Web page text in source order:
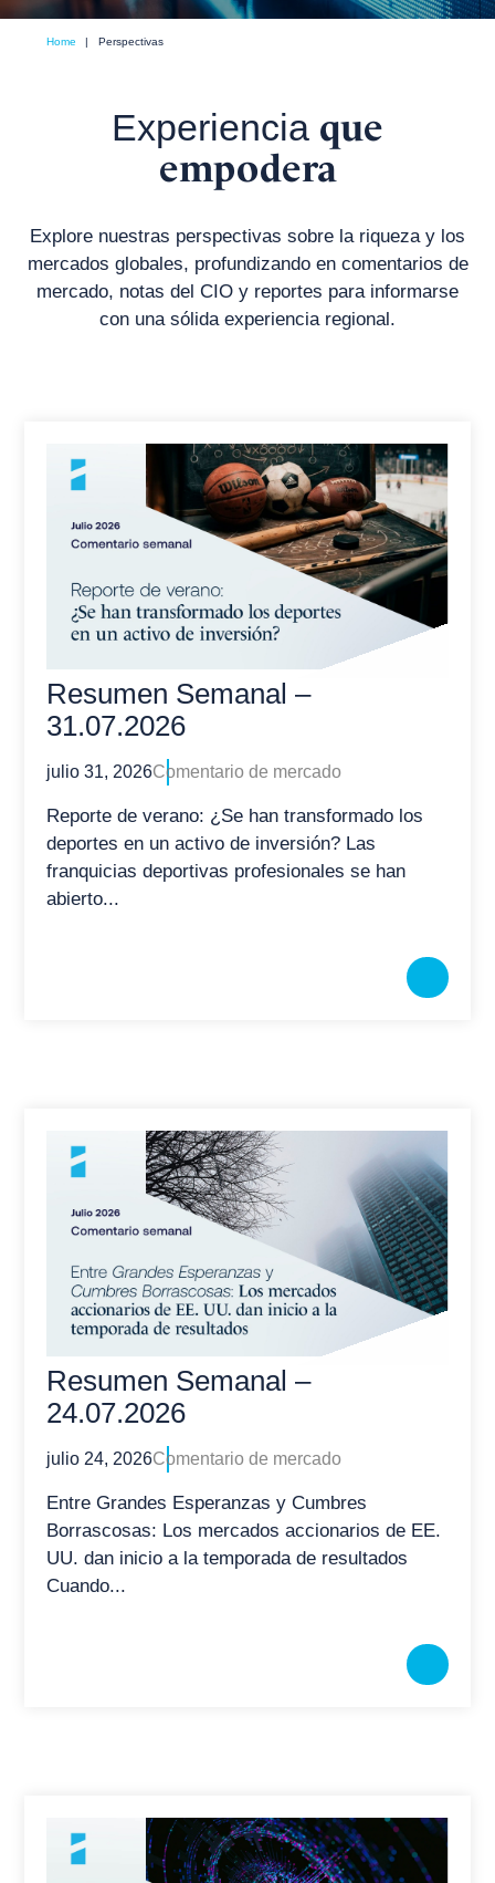
Perspectivas
Home | Perspectivas
Experiencia que
empodera
Explore nuestras perspectivas sobre la riqueza y los
mercados globales, profundizando en comentarios de
mercado, notas del CIO y reportes para informarse
con una sólida experiencia regional.
Resumen Semanal –
31.07.2026
julio 31, 2026Comentario de mercado
Reporte de verano: ¿Se han transformado los
deportes en un activo de inversión? Las
franquicias deportivas profesionales se han
abierto...
Resumen Semanal –
24.07.2026
julio 24, 2026Comentario de mercado
Entre Grandes Esperanzas y Cumbres
Borrascosas: Los mercados accionarios de EE.
UU. dan inicio a la temporada de resultados
Cuando...